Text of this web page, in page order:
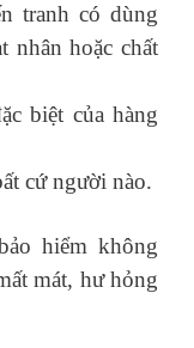
tranh có dùng
nhân hoặc chất
biệt của hàng
cứ người nào.
hiểm không
mát, hư hỏng